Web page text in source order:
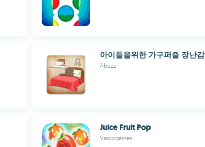
아이들을위한 가구퍼즐 장난감
Abuzz
Juice Fruit Pop
Vascogames